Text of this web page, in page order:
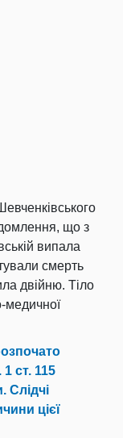
що з
випала
смерть
двійню. Тіло
медичної
ст. 115
Слідчі
цієї